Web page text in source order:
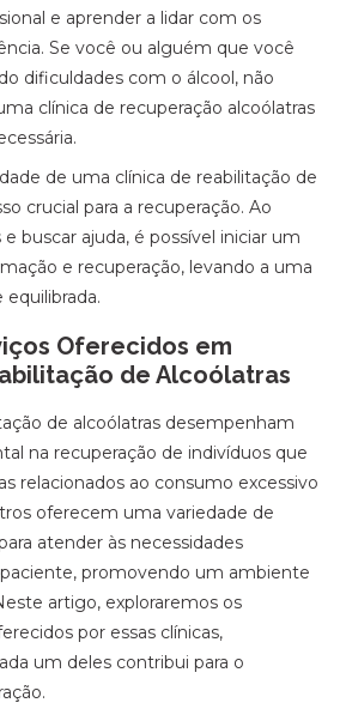
e aprender a lidar com os
Se você ou alguém que você
dificuldades com o álcool, não
clínica de recuperação alcoólatras
de uma clínica de reabilitação de
crucial para a recuperação. Ao
buscar ajuda, é possível iniciar um
e recuperação, levando a uma
equilibrada.
Oferecidos em
de Alcoólatras
de alcoólatras desempenham
na recuperação de indivíduos que
relacionados ao consumo excessivo
oferecem uma variedade de
atender às necessidades
promovendo um ambiente
artigo, exploraremos os
por essas clínicas,
um deles contribui para o